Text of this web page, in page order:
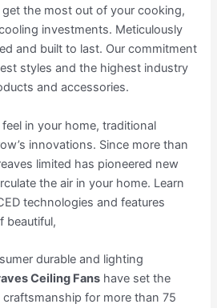
the most out of your cooking,
investments. Meticulously
and built to last. Our commitment
styles and the highest industry
and accessories.
in your home, traditional
innovations. Since more than
limited has pioneered new
the air in your home. Learn
technologies and features
beautiful,
durable and lighting
Ceiling Fans have set the
for more than 75